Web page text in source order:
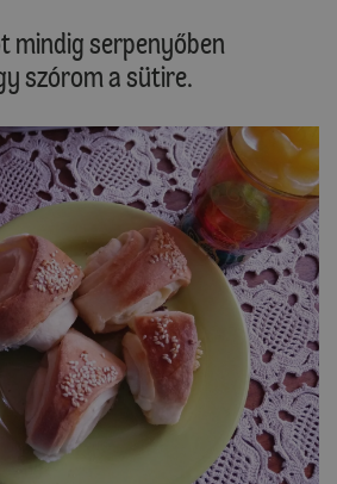
mindig serpenyőben
szórom a sütire.